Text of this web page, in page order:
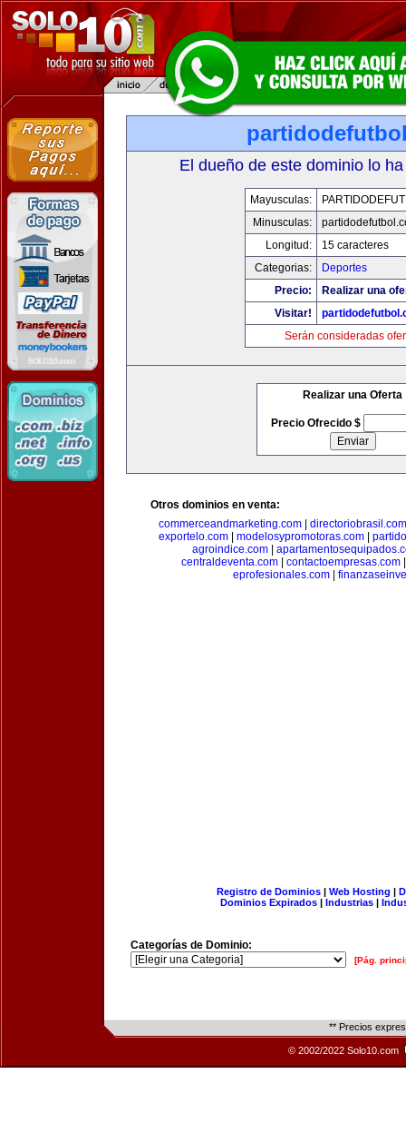
El dueño de este dominio lo
Mayusculas:
Minusculas:
Longitud:
15 caracteres
Categorias:
Deportes
Precio:
Realizar una
Visitar!
Serán consideradas
Realizar una Oferta
Precio Ofrecido $
Otros dominios en venta:
commerceandmarketing.com| directoriobrasil.com
exportelo.com
modelosypromotoras.com
agroindice.com
centraldeventa.com
contactoempresas.com
eprofesionales.com
Registro de Dominios| Web Hosting |
Dominios Expirados | Industrias |
Categorías de Dominio:
[Pág.
** Precios
© 2002/2022 Solo10.com